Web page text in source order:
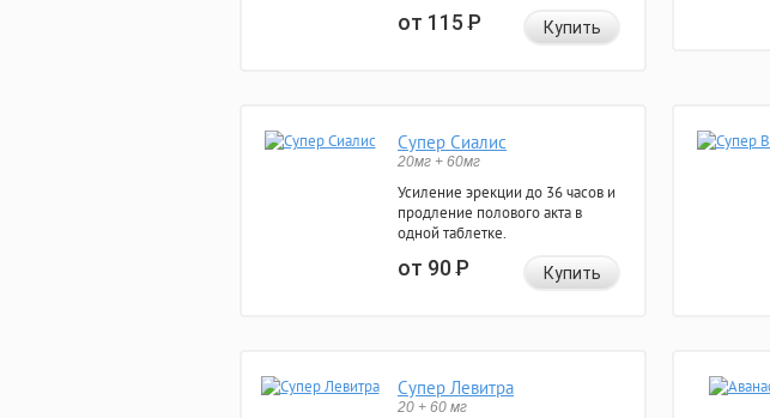
от 115Р Купить
Супер Сиалис
20мг + 60мг
Усиление эрекции до 36 часов и
продление полового акта в
одной таблетке.
от 90Р Купить
Супер Левитра
20 + 60 мг